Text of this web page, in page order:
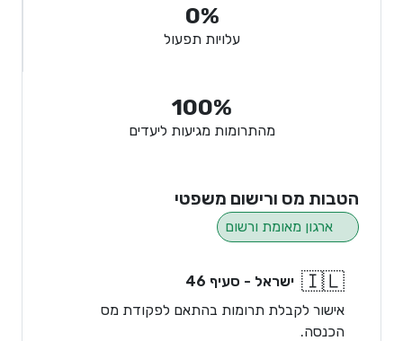
0%
עלויות תפעול
100%
מהתרומות מגיעות ליעדים
הטבות מס ורישום משפטי
ארגון מאומת ורשום
🇮🇱 ישראל - סעיף 46
אישור לקבלת תרומות בהתאם לפקודת מס
הכנסה.